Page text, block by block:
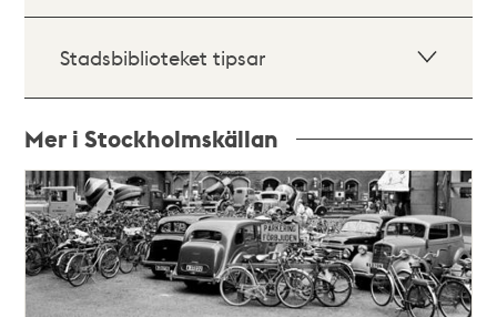
Stadsbiblioteket tipsar
Mer i Stockholmskällan
Relaterade
poster
och
teman